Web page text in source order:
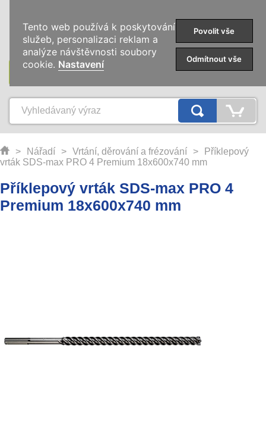
KATEGORIE
> Nářadí > Vrtání, děrování a frézování >
Příklepový
vrták SDS-max PRO 4 Premium 18x600x740 mm
Příklepový vrták SDS-max PRO 4
Premium 18x600x740 mm
Tento web používá k poskytování
služeb, personalizaci reklam a
analýze návštěvnosti soubory
cookie. Nastavení
Povolit vše
Odmítnout vše